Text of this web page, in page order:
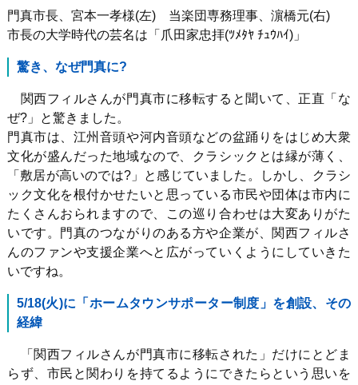
門真市長、宮本一孝様(左)当楽団専務理事、濵橋元(右)
市長の大学時代の芸名は「爪田家忠拝(ﾂﾒﾀﾔ ﾁｭｳﾊｲ)」
驚き、なぜ門真に?
関西フィルさんが門真市に移転すると聞いて、正直「な
ぜ?」と驚きました。
門真市は、江州音頭や河内音頭などの盆踊りをはじめ大衆
文化が盛んだった地域なので、クラシックとは縁が薄く、
「敷居が高いのでは?」と感じていました。しかし、クラシ
ック文化を根付かせたいと思っている市民や団体は市内に
たくさんおられますので、この巡り合わせは大変ありがた
いです。門真のつながりのある方や企業が、関西フィルさ
んのファンや支援企業へと広がっていくようにしていきた
いですね。
5/18(火)に「ホームタウンサポーター制度」を創設、その
経緯
「関西フィルさんが門真市に移転された」だけにとどま
らず、市民と関わりを持てるようにできたらという思いを